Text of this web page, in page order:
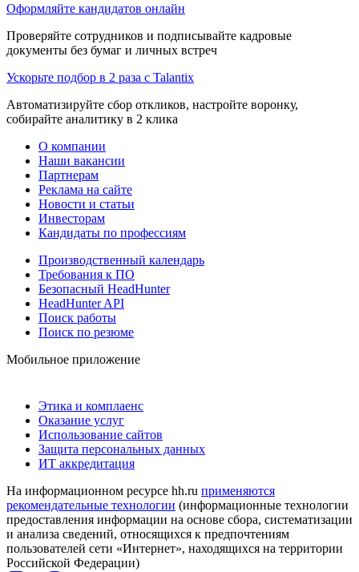
Оформляйте кандидатов онлайн
Проверяйте сотрудников и подписывайте кадровые
документы без бумаг и личных встреч
Ускорьте подбор в 2 раза с Talantix
Автоматизируйте сбор откликов, настройте воронку,
собирайте аналитику в 2 клика
О компании
Наши вакансии
Партнерам
Реклама на сайте
Новости и статьи
Инвесторам
Кандидаты по профессиям
Производственный календарь
Требования к ПО
Безопасный HeadHunter
HeadHunter API
Поиск работы
Поиск по резюме
Мобильное приложение
Этика и комплаенс
Оказание услуг
Использование сайтов
Защита персональных данных
ИТ аккредитация
На информационном ресурсе hh.ru применяются
рекомендательные технологии (информационные технологии
предоставления информации на основе сбора, систематизации
и анализа сведений, относящихся к предпочтениям
пользователей сети «Интернет», находящихся на территории
Российской Федерации)